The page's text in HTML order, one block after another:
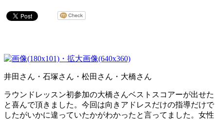
井田さん・石塚さん・松田さん・大橋さん
ラウンドレッスン初参加の大橋さんベストスコアーが出せた
と喜んで頂きました。今回は向きアドレスだけの指導だけで
したがいかに違っていたかがわかったと言ってました。女性